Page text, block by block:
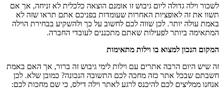
לשכור וילה גדולה ליום גיבוש זו אומנם הוצאה כלכלית לא זניחה, אך אם
תשוו את זה לאופציות האחרות שעומדות בפניכם אתם תראו שזה לא
באמת עולה יותר. לכן שווה לכם לחשוב על כך ולהשקיע בבחירת הוילה
המתאימה ביותר לפעילות שאתם מתכננים לעובדי החברה.
המקום הנכון למצוא בו וילות מתאימות
זה שיש היום הרבה אתרים עם וילות לימי גיבוש זה ברור, אך האם באמת
חשבתם שבכל אתר כזה מחכה לכם התשובה הנכונה? כמובן שלא. לכן
אנחנו ממליצים לכם להיכנס לרגע לאתר וילה דילס, כי שם מחכות לכם: